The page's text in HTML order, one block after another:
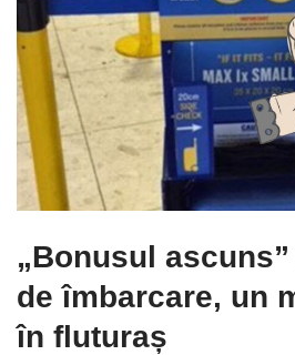
„Bonusul
de îmbarcare, un
în fluturaș